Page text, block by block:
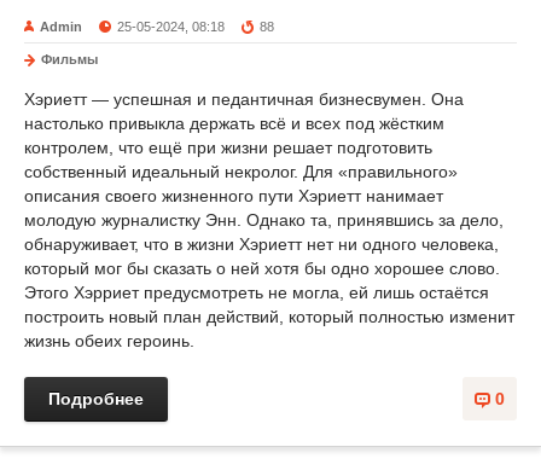
Admin 25-05-2024, 08:18 88
Фильмы
Хэриетт — успешная и педантичная бизнесвумен. Она
настолько привыкла держать всё и всех под жёстким
контролем, что ещё при жизни решает подготовить
собственный идеальный некролог. Для «правильного»
описания своего жизненного пути Хэриетт нанимает
молодую журналистку Энн. Однако та, принявшись за дело,
обнаруживает, что в жизни Хэриетт нет ни одного человека,
который мог бы сказать о ней хотя бы одно хорошее слово.
Этого Хэрриет предусмотреть не могла, ей лишь остаётся
построить новый план действий, который полностью изменит
жизнь обеих героинь.
0
Подробнее